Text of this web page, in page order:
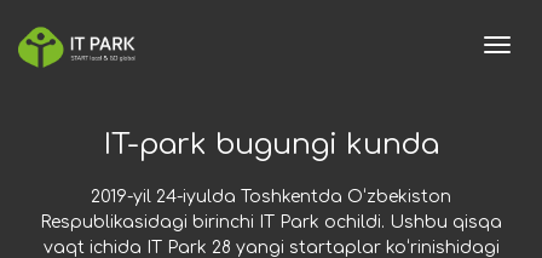
IT-park bugungi kunda
2019-yil 24-iyulda Toshkentda Oʻzbekiston
Respublikasidagi birinchi IT Park ochildi. Ushbu qisqa
vaqt ichida IT Park 28 yangi startaplar koʻrinishidagi